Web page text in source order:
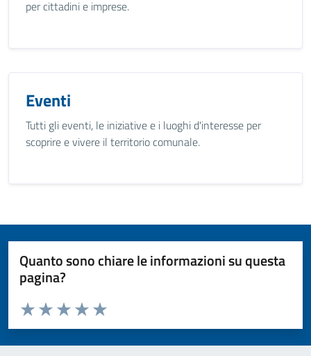
per cittadini e imprese.
Eventi
Tutti gli eventi, le iniziative e i luoghi d'interesse per
scoprire e vivere il territorio comunale.
Quanto sono chiare le informazioni su questa
pagina?
Valuta da 1 a 5 stelle la pagina
Valuta 5 stelle su 5
Valuta 4 stelle su 5
Valuta 3 stelle su 5
Valuta 2 stelle su 5
Valuta 1 stelle su 5